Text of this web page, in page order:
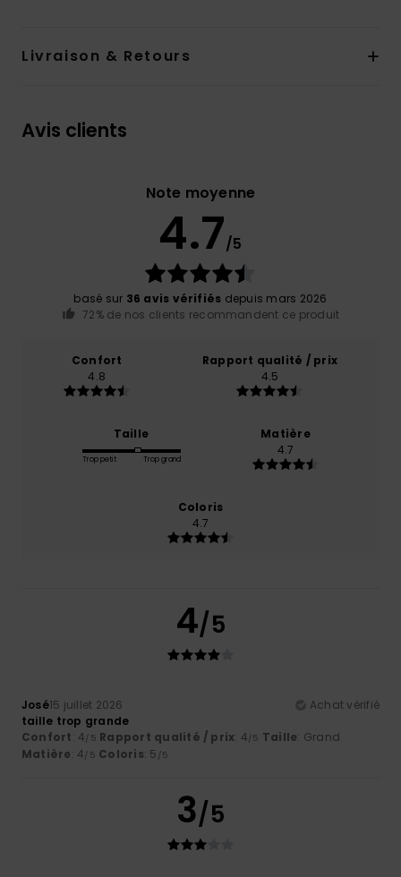
Livraison & Retours
Avis clients
Note moyenne
4.7/5
basé sur 36 avis vérifiés depuis mars 2026
72% de nos clients recommandent ce produit
Confort
4.8
Rapport qualité / prix
4.5
Taille
Trop petit Trop grand
Matière
4.7
Coloris
4.7
4/5
José15 juillet 2026
Achat vérifié
taille trop grande
Confort: 4/5 Rapport qualité / prix: 4/5 Taille: Grand
Matière: 4/5 Coloris: 5 /5
3/5